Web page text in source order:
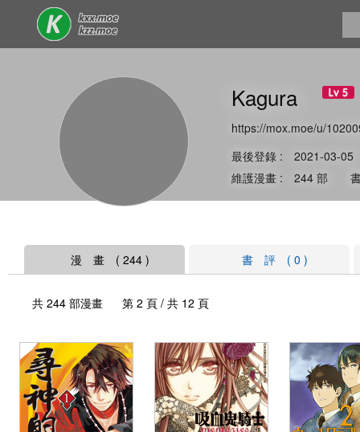
Kagura
https://mox.moe/u/
最後登錄 : 2021-03-05
維護漫畫 : 244 部
漫 畫 ( 244 ) 書 評 ( 0 )
共 244 部漫畫 第 2 頁 / 共 12 頁